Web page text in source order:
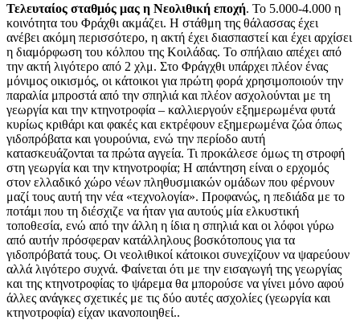
Τελευταίος σταθμός μας η Νεολιθική εποχή. Το 5.000-4.000 η
κοινότητα του Φράχθι ακμάζει. Η στάθμη της θάλασσας έχει
ανέβει ακόμη περισσότερο, η ακτή έχει διασπαστεί και έχει αρχίσει
η διαμόρφωση του κόλπου της Κοιλάδας. Το σπήλαιο απέχει από
την ακτή λιγότερο από 2 χλμ. Στο Φράγχθι υπάρχει πλέον ένας
μόνιμος οικισμός, οι κάτοικοι για πρώτη φορά χρησιμοποιούν την
παραλία μπροστά από την σπηλιά και πλέον ασχολούνται με τη
γεωργία και την κτηνοτροφία – καλλιεργούν εξημερωμένα φυτά
κυρίως κριθάρι και φακές και εκτρέφουν εξημερωμένα ζώα όπως
γιδοπρόβατα και γουρούνια, ενώ την περίοδο αυτή
κατασκευάζονται τα πρώτα αγγεία. Τι προκάλεσε όμως τη στροφή
στη γεωργία και την κτηνοτροφία; Η απάντηση είναι ο ερχομός
στον ελλαδικό χώρο νέων πληθυσμιακών ομάδων που φέρνουν
μαζί τους αυτή την νέα «τεχνολογία». Προφανώς, η πεδιάδα με το
ποτάμι που τη διέσχιζε να ήταν για αυτούς μία ελκυστική
τοποθεσία, ενώ από την άλλη η ίδια η σπηλιά και οι λόφοι γύρω
από αυτήν πρόσφεραν κατάλληλους βοσκότοπους για τα
γιδοπρόβατά τους. Οι νεολιθικοί κάτοικοι συνεχίζουν να ψαρεύουν
αλλά λιγότερο συχνά. Φαίνεται ότι με την εισαγωγή της γεωργίας
και της κτηνοτροφίας το ψάρεμα θα μπορούσε να γίνει μόνο αφού
άλλες ανάγκες σχετικές με τις δύο αυτές ασχολίες (γεωργία και
κτηνοτροφία) είχαν ικανοποιηθεί..